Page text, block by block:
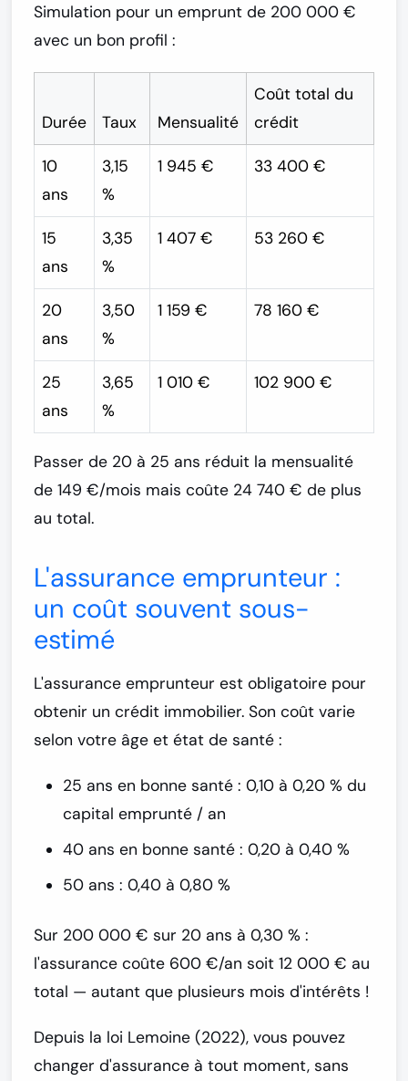
Simulation pour un emprunt de 200 000 €
avec un bon profil :
Durée Taux Mensualité
Coût total du
crédit
10
ans
3,15
%
1 945 € 33 400 €
15
ans
3,35
%
1 407 € 53 260 €
20
ans
3,50
%
1 159 € 78 160 €
25
ans
3,65
%
1 010 € 102 900 €
Passer de 20 à 25 ans réduit la mensualité
de 149 €/mois mais coûte 24 740 € de plus
au total.
L'assurance emprunteur :
un coût souvent sous-
estimé
L'assurance emprunteur est obligatoire pour
obtenir un crédit immobilier. Son coût varie
selon votre âge et état de santé :
25 ans en bonne santé : 0,10 à 0,20 % du
capital emprunté / an
40 ans en bonne santé : 0,20 à 0,40 %
50 ans : 0,40 à 0,80 %
Sur 200 000 € sur 20 ans à 0,30 % :
l'assurance coûte 600 €/an soit 12 000 € au
total — autant que plusieurs mois d'intérêts !
Depuis la loi Lemoine (2022), vous pouvez
changer d'assurance à tout moment, sans